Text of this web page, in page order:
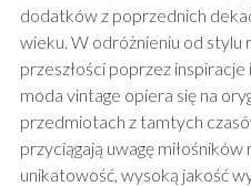
dodatków z poprzednich
wieku. W odróżnieniu od
przeszłości poprzez
moda vintage opiera się na
przedmiotach z tamtych
przyciągają uwagę miłośników
unikatowość, wysoką jakość